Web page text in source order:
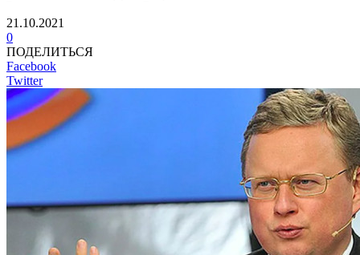
21.10.2021
0
ПОДЕЛИТЬСЯ
Facebook
Twitter